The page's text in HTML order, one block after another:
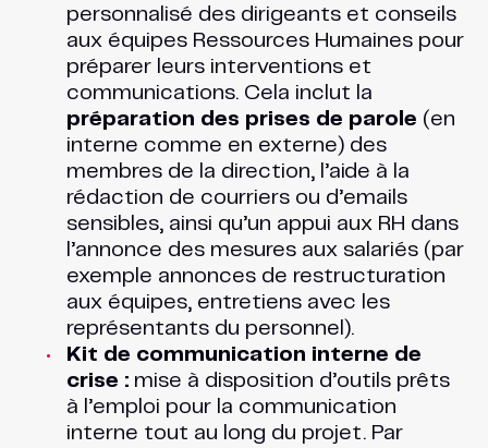
personnalisé des dirigeants et conseils
aux équipes Ressources Humaines pour
préparer leurs interventions et
communications. Cela inclut la
préparation des prises de parole (en
interne comme en externe) des
membres de la direction, l’aide à la
rédaction de courriers ou d’emails
sensibles, ainsi qu’un appui aux RH dans
l’annonce des mesures aux salariés (par
exemple annonces de restructuration
aux équipes, entretiens avec les
représentants du personnel).
Kit de communication interne de
crise :mise à disposition d’outils prêts
à l’emploi pour la communication
interne tout au long du projet. Par